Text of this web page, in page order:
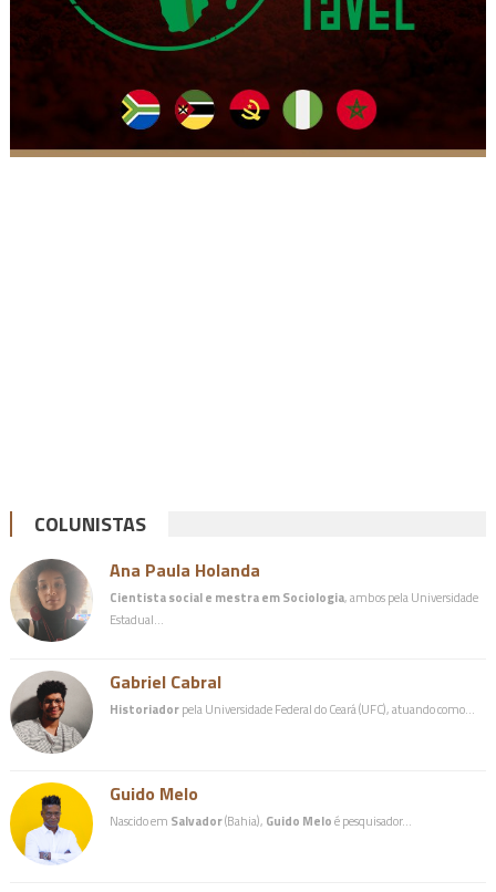
COLUNISTAS
Ana Paula Holanda
Cientista social e mestra em Sociologia, ambos pela Universidade
Estadual…
Gabriel Cabral
Historiadorpela Universidade Federal do Ceará (UFC), atuando como…
Guido Melo
Nascido em Salvador(Bahia), Guido Meloé pesquisador…